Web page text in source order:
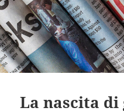
La nascita